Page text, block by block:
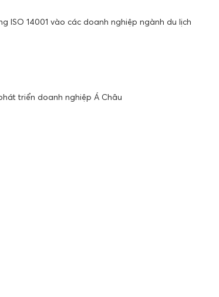
ISO 14001 vào các doanh nghiệp ngành du lịch
triển doanh nghiệp Á Châu